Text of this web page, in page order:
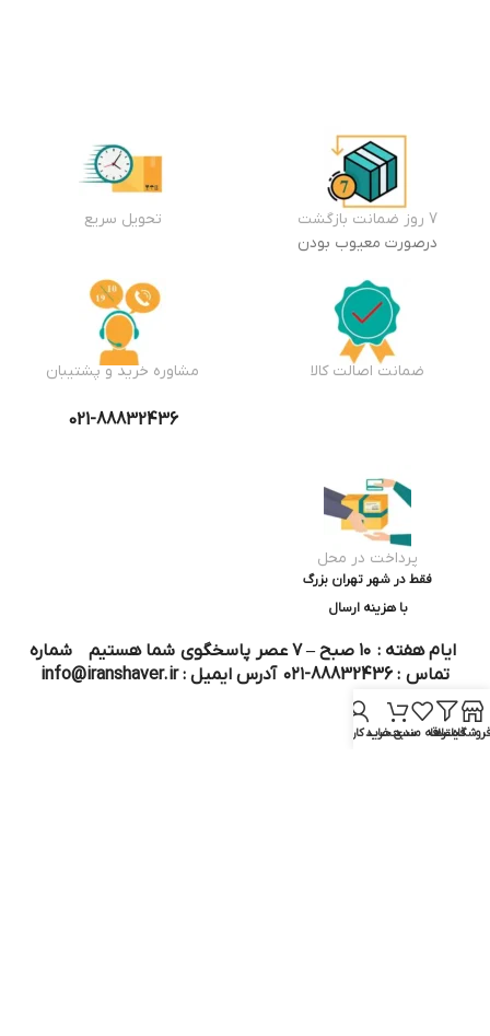
7 روز ضمانت بازگشت
درصورت معیوب بودن
تحویل سریع
ضمانت اصالت کالا مشاوره خرید و پشتیبان
021-88832436
پرداخت در محل
فقط در شهر تهران بزرگ
با هزینه ارسال
ایام هفته : ۱۰ صبح – ۷ عصر پاسخگوی شما هستیم شماره
تماس : 88832436-۰۲۱ آدرس ایمیل : info@iranshaver.ir
فروشگاهفیلترها
علاقه مندیسبد خرید
حساب کاربری من